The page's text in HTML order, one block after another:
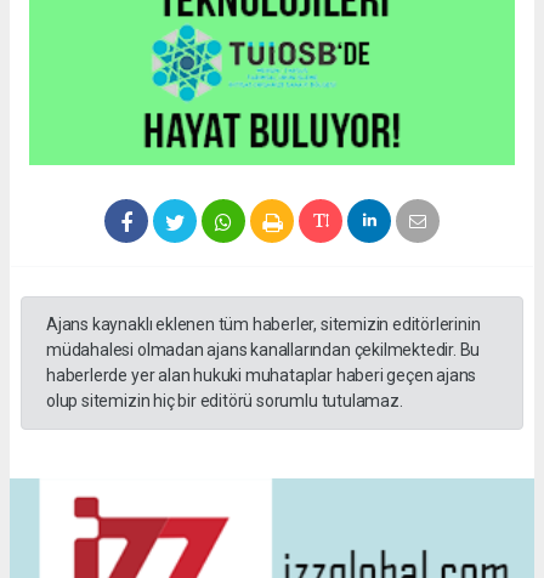
Ajans kaynaklı eklenen tüm haberler, sitemizin editörlerinin
müdahalesi olmadan ajans kanallarından çekilmektedir. Bu
haberlerde yer alan hukuki muhataplar haberi geçen ajans
olup sitemizin hiç bir editörü sorumlu tutulamaz.